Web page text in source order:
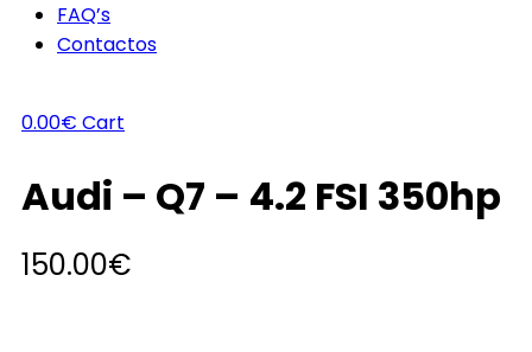
FAQ’s
Contactos
0.00€ Cart
Audi – Q7 – 4.2 FSI 350hp
150.00€